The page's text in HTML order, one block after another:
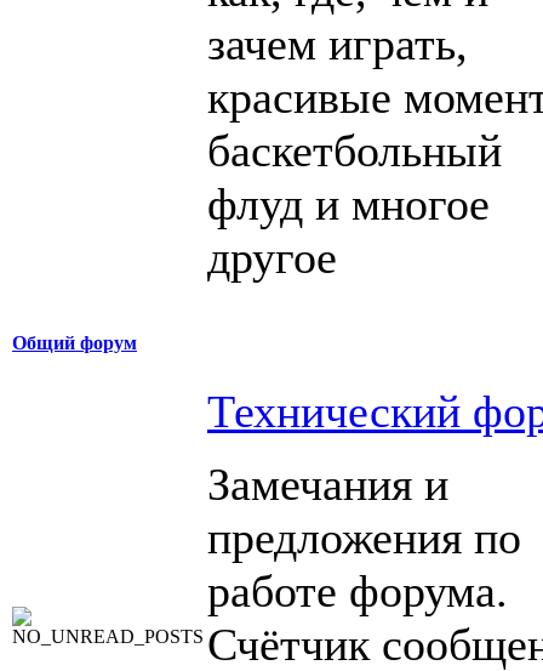
зачем играть,
красивые
баскетбольный
флуд и многое
другое
Общий форум
Технический
Замечания и
предложения по
работе форума.
Счётчик